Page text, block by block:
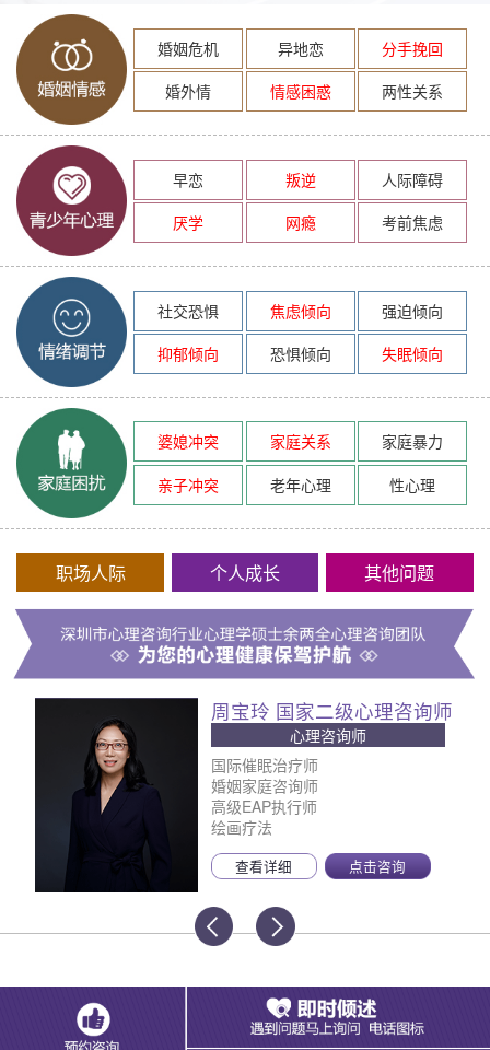
婚姻危机 异地恋
分手挽回
婚外情
情感困惑 两性关系
早恋 叛逆
人际障碍
厌学
网瘾 考前焦虑
社交恐惧 焦虑倾向
强迫倾向
抑郁倾向
恐惧倾向 失眠倾向
婆媳冲突 家庭关系
家庭暴力
亲子冲突
老年心理 性心理
职场人际 个人成长 其他问题
周宝玲 国家二级心理咨询师
心理咨询师
国际催眠治疗师
婚姻家庭咨询师
高级EAP执行师
绘画疗法
查看详细 点击咨询